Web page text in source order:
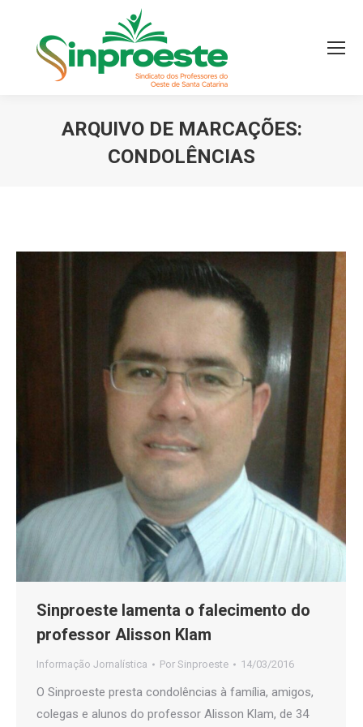
ARQUIVO DE MARCAÇÕES:
CONDOLÊNCIAS
Sinproeste lamenta o falecimento do
professor Alisson Klam
Informação Jornalística Por Sinproeste 14/03/2016
O Sinproeste presta condolências à família, amigos,
colegas e alunos do professor Alisson Klam, de 34